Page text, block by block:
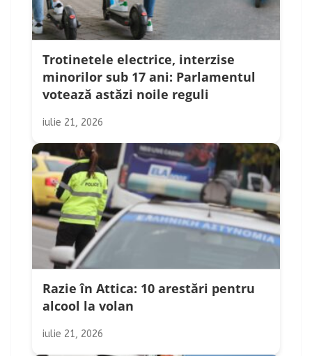
Trotinetele electrice, interzise
minorilor sub 17 ani: Parlamentul
votează astăzi noile reguli
iulie 21, 2026
Razie în Attica: 10 arestări pentru
alcool la volan
iulie 21, 2026